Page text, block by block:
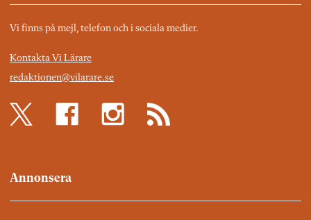
Vi finns på mejl, telefon och i sociala medier.
Kontakta Vi Lärare
redaktionen@vilarare.se
Annonsera